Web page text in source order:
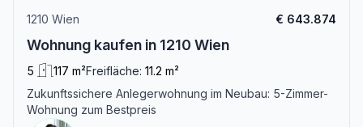
1210 Wien € 643.874
Wohnung kaufen in 1210 Wien
5 117 m²Freifläche: 11.2 m²
Zukunftssichere Anlegerwohnung im Neubau: 5-Zimmer-
Wohnung zum Bestpreis